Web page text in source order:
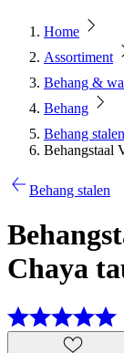
Home
Assortiment
Behang &
Behang
Behang stalen
Behangstaal
Behang stalen
Chaya